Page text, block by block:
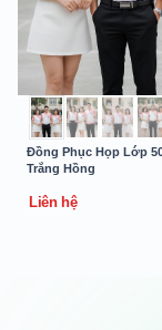
Đồng Phục Họp Lớp
Trắng Hồng
Liên hệ